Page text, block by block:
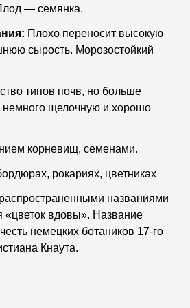
— семянка.
Плохо переносит высокую
сырость. Морозостойкий
типов почв, но больше
щелочную и хорошо
корневищ, семенами.
рокариях, цветниках
распространенными названиями
«цветок вдовы». Название
немецких ботаников 17-го
Кнаута.